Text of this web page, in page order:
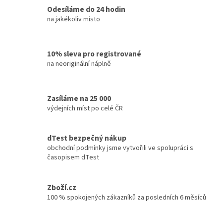
Odesíláme do 24 hodin
na jakékoliv místo
10% sleva pro registrované
na neoriginální náplně
Zasíláme na 25 000
výdejních míst po celé ČR
dTest bezpečný nákup
obchodní podmínky jsme vytvořili ve spolupráci s
časopisem dTest
Zboží.cz
100 % spokojených zákazníků za posledních 6 měsíců